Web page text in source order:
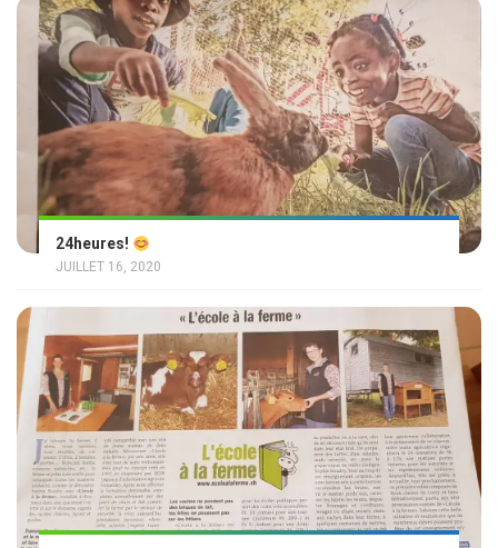
24heures!
JUILLET 16, 2020